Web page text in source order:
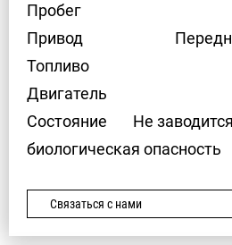
Пробег
Привод
Топливо
Двигатель
Состояние
Не
биологическая опасность
Связаться с нами